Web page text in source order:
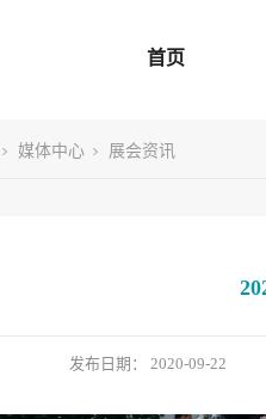
首页
媒体中心 展会资讯
发布日期： 2020-09-22